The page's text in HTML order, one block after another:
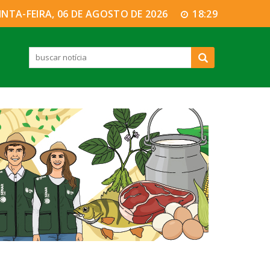
FEIRA, 06 DE AGOSTO DE 2026 18:29